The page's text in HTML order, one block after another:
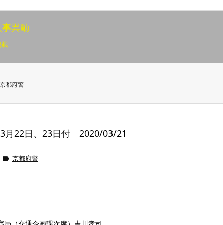
異動
載
京都府警
22日、23日付 2020/03/21
 京都府警